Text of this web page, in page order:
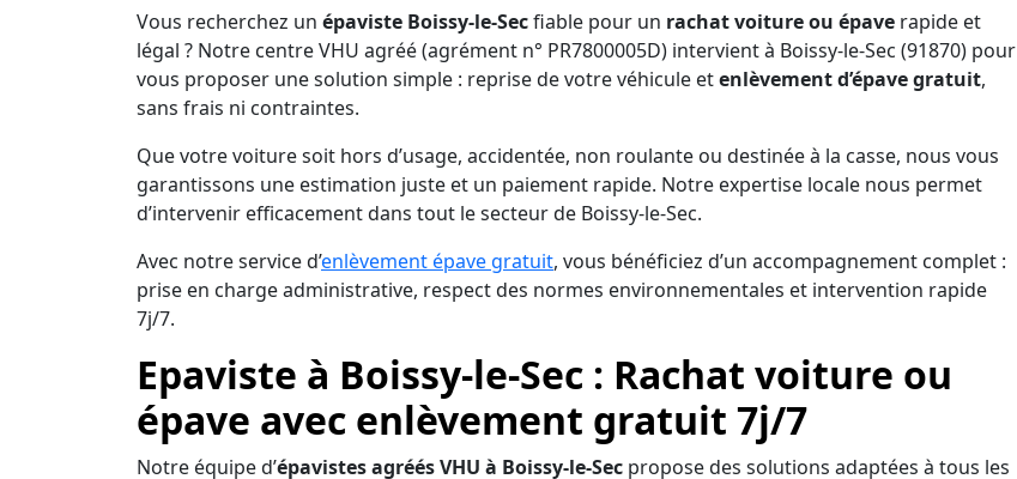
Vous recherchez un épaviste Boissy-le-Secfiable pour un rachat voiture ou épave rapide et
légal ? Notre centre VHU agréé (agrément n° PR7800005D) intervient à Boissy-le-Sec (91870) pour
vous proposer une solution simple : reprise de votre véhicule etenlèvement d’épave gratuit,
sans frais ni contraintes.
Que votre voiture soit hors d’usage, accidentée, non roulante ou destinée à la casse, nous vous
garantissons une estimation juste et un paiement rapide. Notre expertise locale nous permet
d’intervenir efficacement dans tout le secteur de Boissy-le-Sec.
Avec notre service d’enlèvement épave gratuit, vous bénéficiez d’un accompagnement complet :
prise en charge administrative, respect des normes environnementales et intervention rapide
7j/7.
Epaviste à Boissy-le-Sec : Rachat voiture ou
épave avec enlèvement gratuit 7j/7
Notre équipe d’épavistes agréés VHU à Boissy-le-Sec propose des solutions adaptées à tous les